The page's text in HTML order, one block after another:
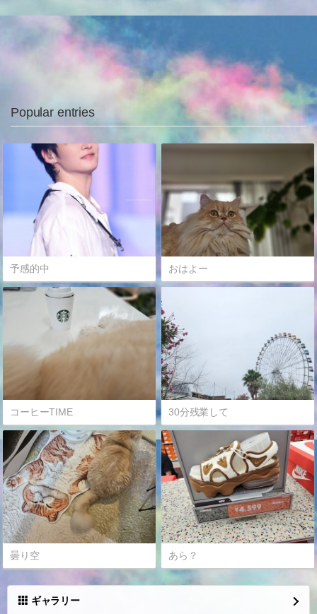
Popular entries
予感的中 おはよー
コーヒーTIME 30分残業して
曇り空 あら？
ギャラリー